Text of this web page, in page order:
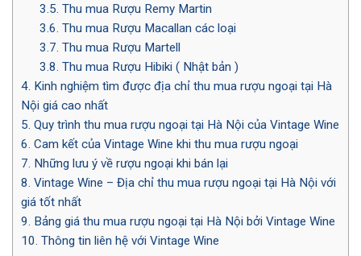
3.5. Thu mua Rượu Remy Martin
3.6. Thu mua Rượu Macallan các loại
3.7. Thu mua Rượu Martell
3.8. Thu mua Rượu Hibiki ( Nhật bản )
4. Kinh nghiệm tìm được địa chỉ thu mua rượu ngoại tại Hà
Nội giá cao nhất
5. Quy trình thu mua rượu ngoại tại Hà Nội của Vintage Wine
6. Cam kết của Vintage Wine khi thu mua rượu ngoại
7. Những lưu ý về rượu ngoại khi bán lại
8. Vintage Wine – Địa chỉ thu mua rượu ngoại tại Hà Nội với
giá tốt nhất
9. Bảng giá thu mua rượu ngoại tại Hà Nội bởi Vintage Wine
10. Thông tin liên hệ với Vintage Wine